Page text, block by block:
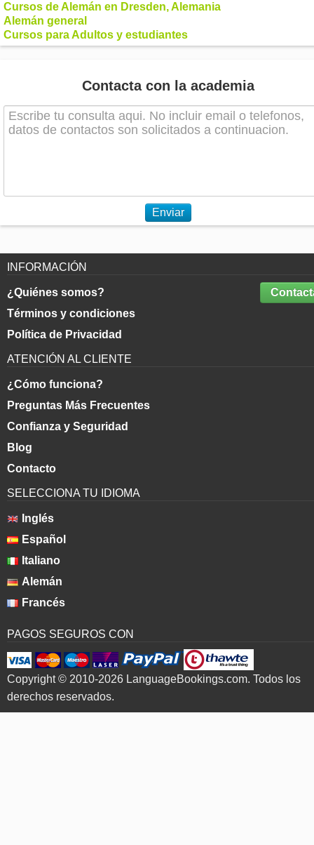
Cursos de Alemán en Dresden, Alemania
Alemán general
Cursos para Adultos y estudiantes
Contacta con la academia
Enviar
INFORMACIÓN
¿Quiénes somos?
Términos y condiciones
Política de Privacidad
ATENCIÓN AL CLIENTE
¿Cómo funciona?
Preguntas Más Frecuentes
Confianza y Seguridad
Blog
Contacto
SELECCIONA TU IDIOMA
Inglés
Español
Italiano
Alemán
Francés
PAGOS SEGUROS CON
Copyright © 2010-2026 LanguageBookings.com. Todos los
derechos reservados.